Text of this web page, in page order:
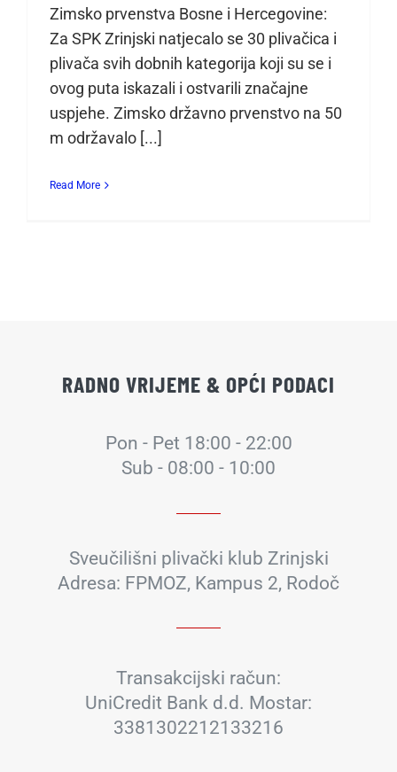
Zimsko prvenstva Bosne i Hercegovine:
Za SPK Zrinjski natjecalo se 30 plivačica i
plivača svih dobnih kategorija koji su se i
ovog puta iskazali i ostvarili značajne
uspjehe. Zimsko državno prvenstvo na 50
m održavalo [...]
Read More
RADNO VRIJEME & OPĆI PODACI
Pon - Pet 18:00 - 22:00
Sub - 08:00 - 10:00
Sveučilišni plivački klub Zrinjski
Adresa: FPMOZ, Kampus 2, Rodoč
Transakcijski račun:
UniCredit Bank d.d. Mostar:
3381302212133216